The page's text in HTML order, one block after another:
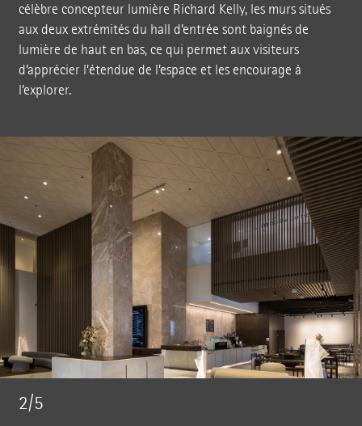
célèbre concepteur lumière Richard Kelly, les murs situés
aux deux extrémités du hall d’entrée sont baignés de
lumière de haut en bas, ce qui permet aux visiteurs
d’apprécier l’étendue de l’espace et les encourage à
l’explorer.
2/5